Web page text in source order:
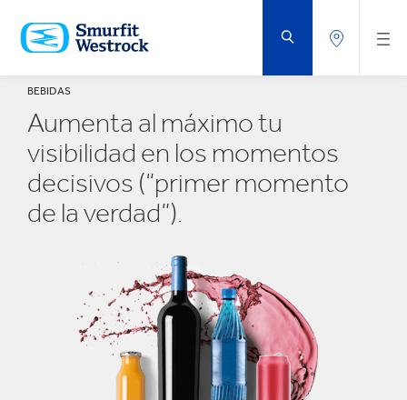
AL
CONTENIDO
PRINCIPAL
BEBIDAS
Aumenta al máximo tu
visibilidad en los momentos
decisivos (“primer momento
de la verdad”).